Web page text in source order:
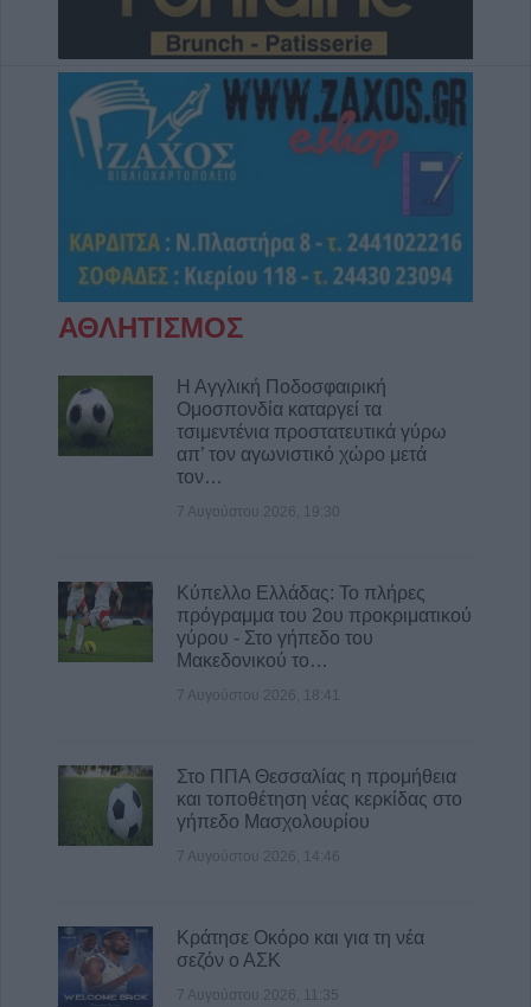
ΑΘΛΗΤΙΣΜΟΣ
Η Αγγλική Ποδοσφαιρική
Ομοσπονδία καταργεί τα
τσιμεντένια προστατευτικά γύρω
απ’ τον αγωνιστικό χώρο μετά
τον…
7 Αυγούστου 2026, 19:30
Κύπελλο Ελλάδας: Το πλήρες
πρόγραμμα του 2ου προκριματικού
γύρου - Στο γήπεδο του
Μακεδονικού το…
7 Αυγούστου 2026, 18:41
Στο ΠΠΑ Θεσσαλίας η προμήθεια
και τοποθέτηση νέας κερκίδας στο
γήπεδο Μασχολουρίου
7 Αυγούστου 2026, 14:46
Κράτησε Οκόρο και για τη νέα
σεζόν ο ΑΣΚ
7 Αυγούστου 2026, 11:35